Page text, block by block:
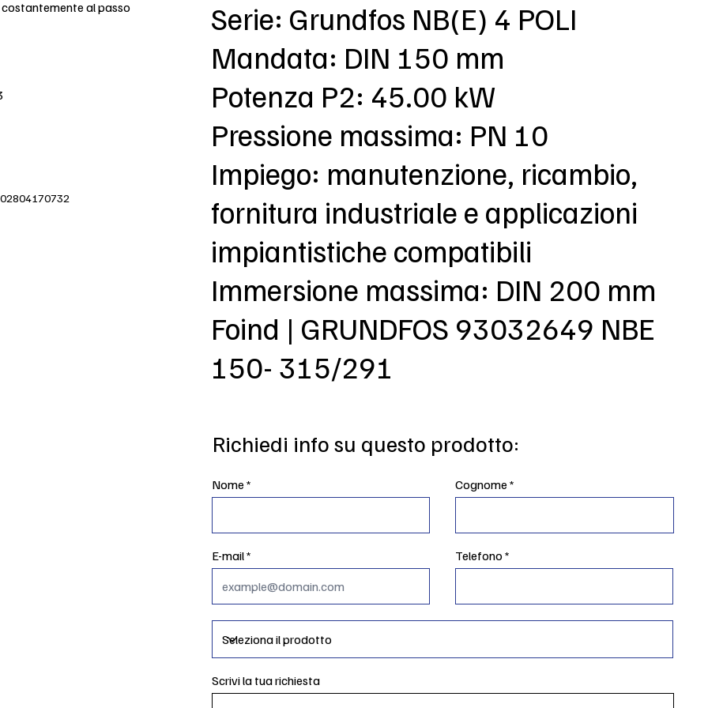
al passo
02804170732
Serie: Grundfos NB(E) 4 POLI
Mandata: DIN 150 mm
Potenza P2: 45.00 kW
Pressione massima: PN 10
Impiego: manutenzione, ricambio,
fornitura industriale e applicazioni
impiantistiche compatibili
Immersione massima: DIN 200 mm
Foind | GRUNDFOS 93032649 NBE
150- 315/291
Richiedi info su questo prodotto:
Nome Cognome
E-mail Telefono
Scrivi la tua richiesta